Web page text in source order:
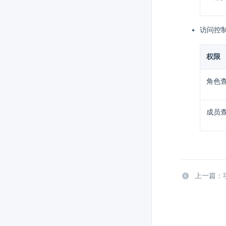
访问控
权限
角色
成员
上一篇：